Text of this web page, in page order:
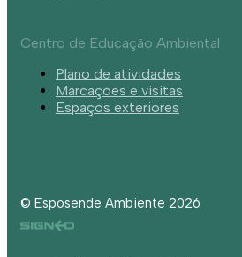
Centro de Educação Ambiental
Plano de atividades
Marcações e visitas
Espaços exteriores
© Esposende Ambiente 2026